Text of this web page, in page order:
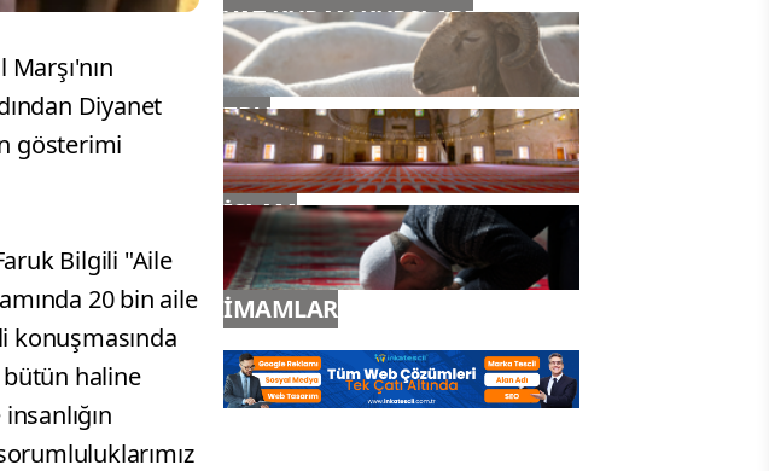
Diyanet
gösterimi
Bilgili "Aile
20 bin aile
konuşmasında
haline
YAZ KURAN KURSLARI
TDV
İSLAM
İMAMLAR